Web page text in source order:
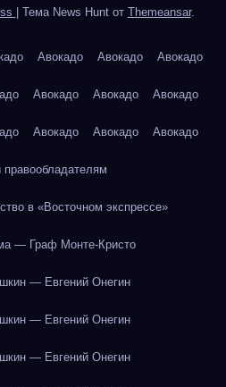
Тема News Hunt от Themeansar.
Авокадо Авокадо Авокадо
Авокадо Авокадо Авокадо
Авокадо Авокадо Авокадо
в «Восточном экспрессе»
— Граф Монте-Кристо
— Евгений Онегин
— Евгений Онегин
— Евгений Онегин